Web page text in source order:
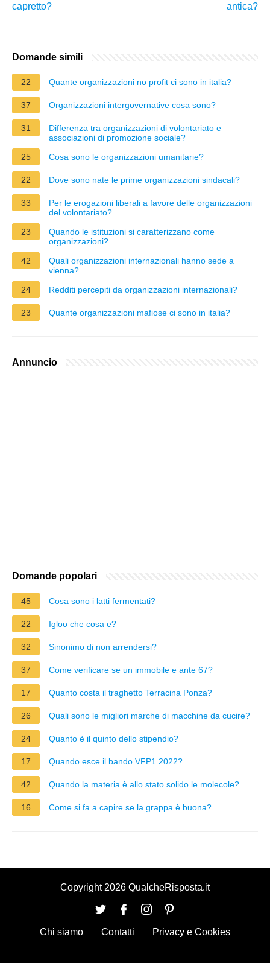
capretto?
antica?
Domande simili
22 Quante organizzazioni no profit ci sono in italia?
37 Organizzazioni intergovernative cosa sono?
31
Differenza tra organizzazioni di volontariato e
associazioni di promozione sociale?
25
Cosa sono le organizzazioni umanitarie?
22 Dove sono nate le prime organizzazioni sindacali?
33
Per le erogazioni liberali a favore delle organizzazioni
del volontariato?
23
Quando le istituzioni si caratterizzano come
organizzazioni?
42
Quali organizzazioni internazionali hanno sede a
vienna?
24
Redditi percepiti da organizzazioni internazionali?
23 Quante organizzazioni mafiose ci sono in italia?
Annuncio
Domande popolari
45 Cosa sono i latti fermentati?
22 Igloo che cosa e?
32 Sinonimo di non arrendersi?
37 Come verificare se un immobile e ante 67?
17 Quanto costa il traghetto Terracina Ponza?
26 Quali sono le migliori marche di macchine da cucire?
24 Quanto è il quinto dello stipendio?
17 Quando esce il bando VFP1 2022?
42 Quando la materia è allo stato solido le molecole?
16 Come si fa a capire se la grappa è buona?
Copyright 2026 QualcheRisposta.it
Chi siamo Contatti Privacy e Cookies